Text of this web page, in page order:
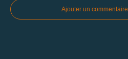
Ajouter un commentaire